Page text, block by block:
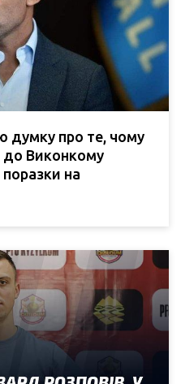
думку про те, чому
до Виконкому
на